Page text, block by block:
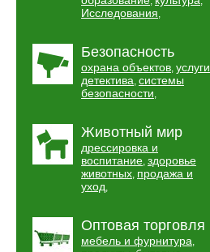
Исследования,
Безопасность
охрана объектов, услуги
детектива, системы
безопасности,
Животный мир
дрессировка и
воспитание, здоровье
животных, продажа и
уход,
Оптовая торговля
мебель и фурнитура,